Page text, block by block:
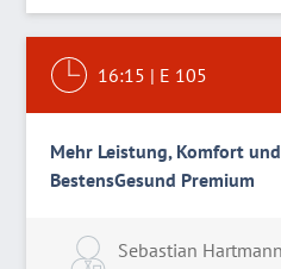
16:15 | E 105
Mehr Leistung, Komfort
BestensGesund Premium
Sebastian Hartmann